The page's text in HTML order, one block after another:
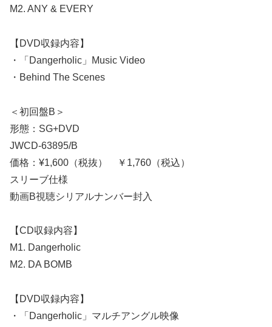
M2. ANY & EVERY
【DVD収録内容】
・「Dangerholic」Music Video
・Behind The Scenes
＜初回盤B＞
形態：SG+DVD
JWCD-63895/B
価格：¥1,600（税抜） ￥1,760（税込）
スリーブ仕様
動画B視聴シリアルナンバー封入
【CD収録内容】
M1. Dangerholic
M2. DA BOMB
【DVD収録内容】
・「Dangerholic」マルチアングル映像